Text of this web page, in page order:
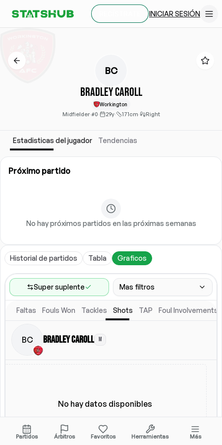
INICIAR SESIÓN
BC
Bradley Caroll
Workington
Midfielder·#0· 29y· 171cm· Right
Estadisticas del jugador Tendencias
Próximo partido
No hay próximos partidos en las próximas semanas
Historial de partidos Tabla Graficos
Super suplente Mas filtros
Rango de partidos
Ubicacion
Faltas Fouls Won Tackles Shots TAP Foul Involvements
BC Bradley Caroll M
No hay datos disponibles
Partidos Árbitros Favoritos Herramientas Más